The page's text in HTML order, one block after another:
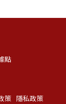
點
策 隱私政策